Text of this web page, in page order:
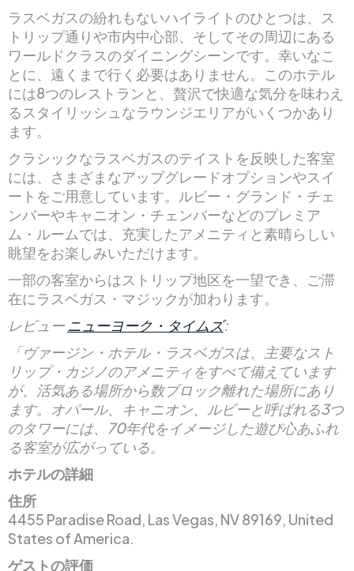
ラスベガスの紛れもないハイライトのひとつは、ス
トリップ通りや市内中心部、そしてその周辺にある
ワールドクラスのダイニングシーンです。幸いなこ
とに、遠くまで行く必要はありません。このホテル
には8つのレストランと、贅沢で快適な気分を味わえ
るスタイリッシュなラウンジエリアがいくつかあり
ます。
クラシックなラスベガスのテイストを反映した客室
には、さまざまなアップグレードオプションやスイ
ートをご用意しています。ルビー・グランド・チェ
ンバーやキャニオン・チェンバーなどのプレミア
ム・ルームでは、充実したアメニティと素晴らしい
眺望をお楽しみいただけます。
一部の客室からはストリップ地区を一望でき、ご滞
在にラスベガス・マジックが加わります。
レビュー ニューヨーク・タイムズ:
「ヴァージン・ホテル・ラスベガスは、主要なスト
リップ・カジノのアメニティをすべて備えています
が、活気ある場所から数ブロック離れた場所にあり
ます。オパール、キャニオン、ルビーと呼ばれる3つ
のタワーには、70年代をイメージした遊び心あふれ
る客室が広がっている。
ホテルの詳細
住所
4455 Paradise Road, Las Vegas, NV 89169, United
States of America.
ゲストの評価